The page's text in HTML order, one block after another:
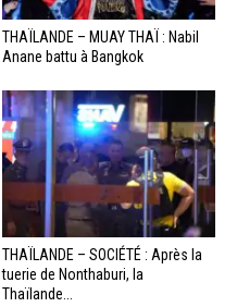
THAÏLANDE – MUAY THAÏ : Nabil
Anane battu à Bangkok
THAÏLANDE – SOCIÉTÉ : Après la
tuerie de Nonthaburi, la
Thaïlande...